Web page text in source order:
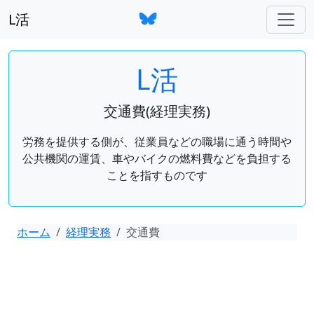
L活
L活
交通費(経理実務)
労務を提供する側が、従業員などの職場に通う時間や
公共機関の運賃、車やバイクの燃料費などを負担する
ことを指すものです
ホーム 経理実務 交通費